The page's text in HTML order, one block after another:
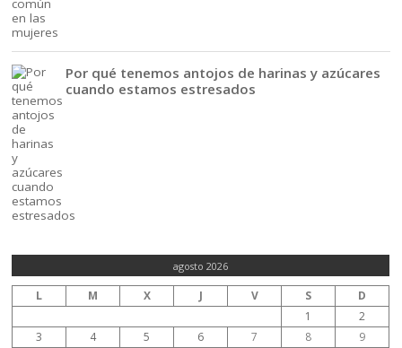
Por qué tenemos antojos de harinas y azúcares
cuando estamos estresados
agosto 2026
L M X J V S
D
1
2
3
4 5 6 7 8 9